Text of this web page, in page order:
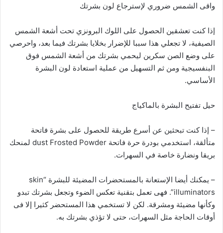
واقى الشمس ضروري لإسترجاع لون بشرتك
إذا كنت تعشقين الحصول على اللوك البرونزي تحت أشعة الشمس
الصيفية، لا تجعلي هذا سببا للإضرار بخلايا بشرتك فيما بعد، واحرصي
على وضع الصن سكرين ليحمي بشرتك من أشعة الشمس فوق
البنفسيجية ومن ثم التسهيل من عملية استعادة لون البشرة
الأساسي.
حيل تفتيح البشرة بالماكياج
– إذا كنت تبحثين عن أسرع طريقة للحصول على بشرة فاتحة
متألقة، استخدمي بودرة حرة فاتحة dust Frosted Powder لمنحك
بريقا ونضارة خاصة في السهرات.
– يمكنك أيضا الإستعانة بالمستحضرات المضيئة للبشرة “skin
illuminators”. فهى تعمل بتقنية تعكس الضوء وتجعل بشرتك تبدو
وكأنها مضيئة ومشرقة. لكن لا تستخمي هذا المستحضر كثيرا إلا فى
أوقات الحاجة مثل السهرات، حتى لا تؤذي بشرتك به.